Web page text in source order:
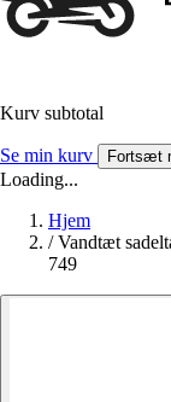
Kurv subtotal
Se min kurv Fortsæt
Loading...
Hjem
/ Vandtæt
749